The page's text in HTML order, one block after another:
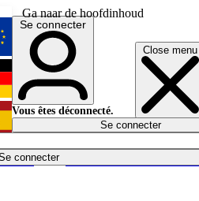
Ga naar de hoofdinhoud
Close menu
connecter
English
Deutsch
Español
Se connecter
Vous êtes déconnecté.
Se connecter